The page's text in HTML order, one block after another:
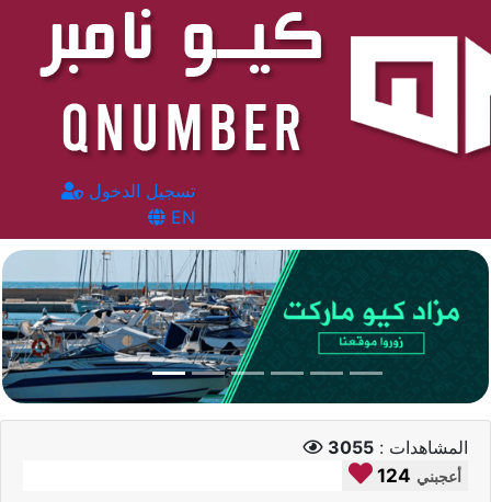
تسجيل الدخول
EN
المشاهدات : 3055
124 أعجبني